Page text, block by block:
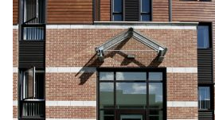
T 418-944-